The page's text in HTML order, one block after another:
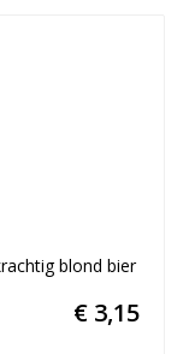
blond bier
€ 3,15